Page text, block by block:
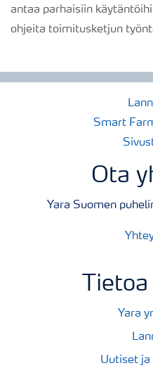
antaa parhaisiin
ohjeita toimitusketjun
Smart
Ota
Yara Suomen
Yara
Uutiset